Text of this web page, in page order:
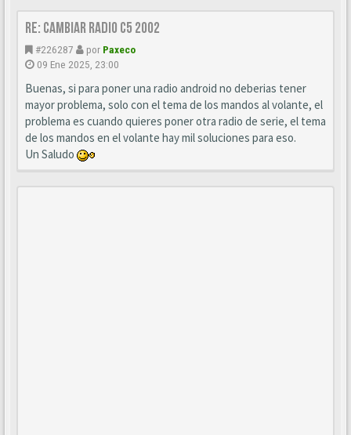
Re: Cambiar Radio C5 2002
#226287 por Paxeco
09 Ene 2025, 23:00
Buenas, si para poner una radio android no deberias tener
mayor problema, solo con el tema de los mandos al volante, el
problema es cuando quieres poner otra radio de serie, el tema
de los mandos en el volante hay mil soluciones para eso.
Un Saludo